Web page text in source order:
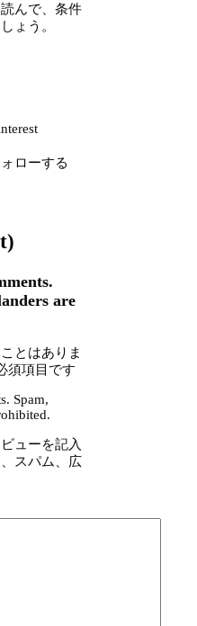
んで、条件
ょう。
ローする
are
とはありま
須項目です
Spam,
ューを記入
スパム、広